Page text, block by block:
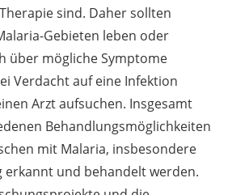
sind. Daher sollten
Gebieten leben oder
über mögliche Symptome
Verdacht auf eine Infektion
Arzt aufsuchen. Insgesamt
Behandlungsmöglichkeiten
mit Malaria, insbesondere
erkannt und behandelt werden.